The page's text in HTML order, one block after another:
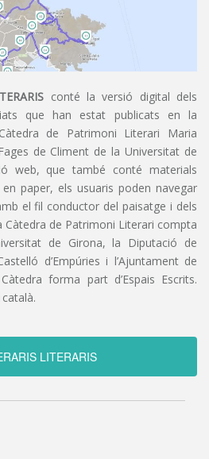
conté la versió digital dels
que han estat publicats en la
de Patrimoni Literari Maria
de Climent de la Universitat de
web, que també conté materials
paper, els usuaris poden navegar
el fil conductor del paisatge i dels
Càtedra de Patrimoni Literari compta
de Girona, la Diputació de
d’Empúries i l’Ajuntament de
forma part d’Espais Escrits.
LITERARIS